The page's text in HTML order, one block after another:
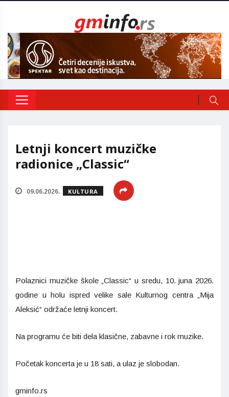
Letnji koncert muzičke
radionice „Classic“
09.06.2026. KULTURA
Polaznici muzičke škole „Classic“ u sredu, 10. juna 2026.
godine u holu ispred velike sale Kulturnog centra „Mija
Aleksić“ održaće letnji koncert.
Na programu će biti dela klasične, zabavne i rok muzike.
Početak koncerta je u 18 sati, a ulaz je slobodan.
gminfo.rs